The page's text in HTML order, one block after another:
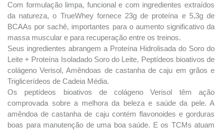
Com formulação limpa, funcional e com ingredientes extraídos
da natureza, o TrueWhey fornece 23g de proteína e 5,3g de
BCAAs por sachê, importantes para o aumento significativo da
massa muscular e para recuperação entre os treinos.
Seus ingredientes abrangem a Proteína Hidrolisada do Soro do
Leite + Proteína Isoladado Soro do Leite, Peptídeos bioativos de
colágeno Verisol, Amêndoas de castanha de caju em grãos e
Triglicerídeos de Cadeia Média.
Os peptídeos bioativos de colágeno Verisol têm ação
comprovada sobre a melhora da beleza e saúde da pele. A
amêndoa de castanha de caju contém flavonoides e gorduras
boas para manutenção de uma boa saúde. E os TCMs atuam